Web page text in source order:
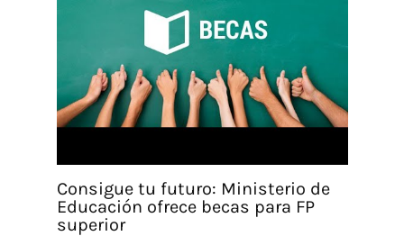
Consigue tu futuro: Ministerio de
Educación ofrece becas para FP
superior